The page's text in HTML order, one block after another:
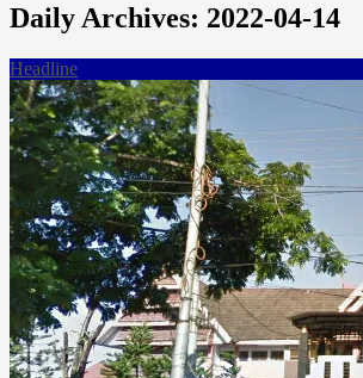
Daily Archives: 2022-04-14
Headline